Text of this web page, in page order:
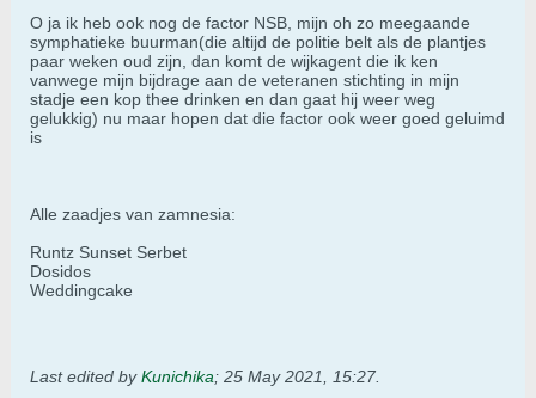
O ja ik heb ook nog de factor NSB, mijn oh zo meegaande
symphatieke buurman(die altijd de politie belt als de plantjes
paar weken oud zijn, dan komt de wijkagent die ik ken
vanwege mijn bijdrage aan de veteranen stichting in mijn
stadje een kop thee drinken en dan gaat hij weer weg
gelukkig) nu maar hopen dat die factor ook weer goed geluimd
is
​​​Alle zaadjes van zamnesia:
Runtz Sunset Serbet
Dosidos
Weddingcake
Last edited byKunichika; 25 May 2021, 15:27